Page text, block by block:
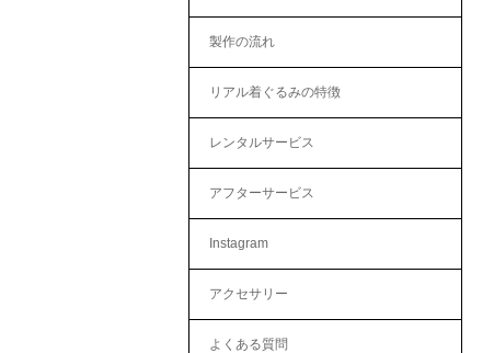
製作の流れ
リアル着ぐるみの特徴
レンタルサービス
アフターサービス
Instagram
アクセサリー
よくある質問